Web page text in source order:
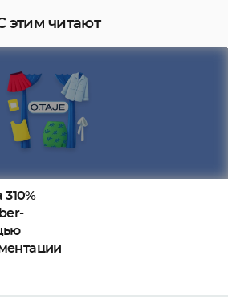
этим читают
310%